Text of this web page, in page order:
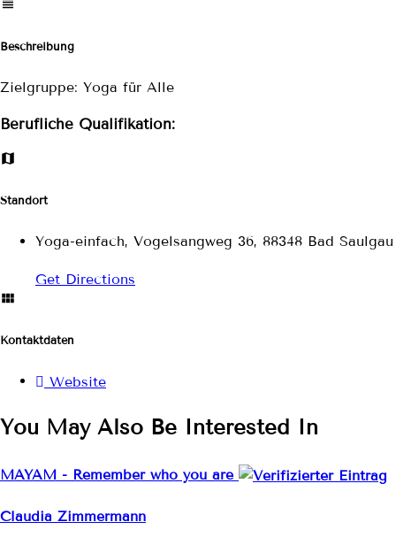
Beschreibung
Zielgruppe: Yoga für Alle
Berufliche Qualifikation:
Standort
Yoga-einfach, Vogelsangweg 36, 88348 Bad Saulgau
Get Directions
Kontaktdaten
Website
You May Also Be Interested In
MAYAM - Remember who you are
Claudia Zimmermann